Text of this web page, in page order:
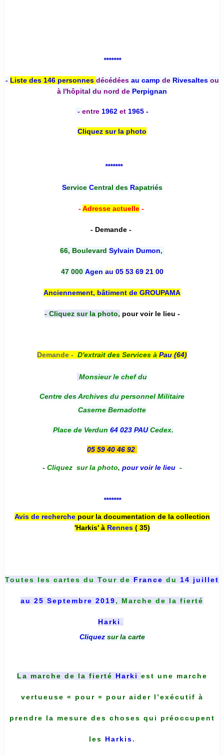
*******
- Liste des 146 personnes décédées au camp deRivesaltesou
à l'hôpital du nord de Perpignan
- entre 1962 et 1965 -
Cliquez sur la photo
*******
Service Central desRapatriés
-Adresse actuelle-
- Demande -
66, Boulevard Sylvain Dumon,
47 000 Agen au 05 53 69 21 00
Anciennement, bâtiment de GROUPAMA
- Cliquez sur la photo, pour voir le lieu -
Demande - D'extrait des Services à Pau (64)
Monsieur le chef du
Centre des Archives du personnel Militaire
Caserne Bernadotte
Place de Verdun 64 023 PAUCedex.
05 59 40 46 92
- Cliquez sur la photo, pour voir le lieu -
*******
Avis de recherche pour la documentation de la collection
'Harkis' à Rennes( 35)
Toutes les cartes du Tour de France du 14 juillet
au 25 Septembre 2019, Marche de la fierté
Harki .
Cliquez sur la carte
La marche de la fierté Harki est une marche
vertueuse « pour » pour aider l’exécutif à
prendre la mesure des choses qui préoccupent
les Harkis.